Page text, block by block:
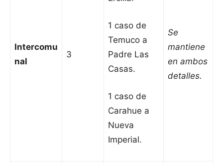
Intercomu
nal
3
1 caso de
Temuco a
Padre Las
Casas.
1 caso de
Carahue a
Nueva
Imperial.
Se
mantiene
en ambos
detalles.